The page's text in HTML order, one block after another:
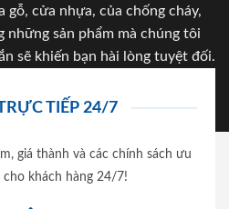
gỗ, cửa nhựa, của chống cháy,
sản phẩm mà chúng tôi
sẽ khiến bạn hài lòng tuyệt đối.
TIẾP 24/7
giá thành và các chính sách ưu
cho khách hàng 24/7!